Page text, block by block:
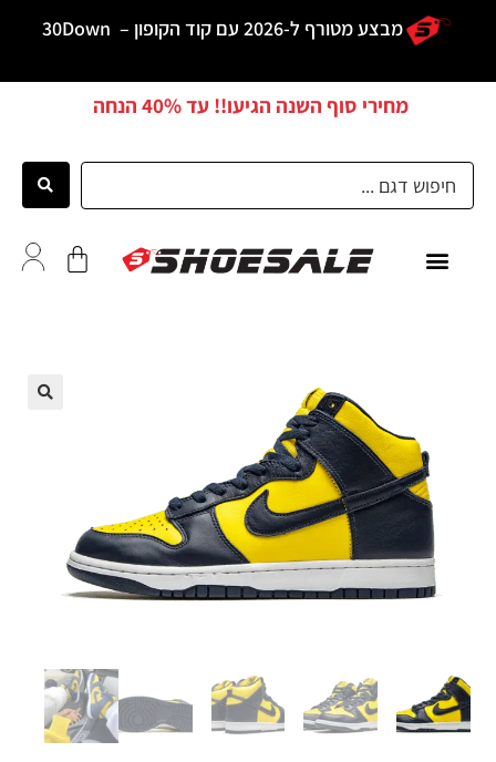
מבצע מטורף ל-2026 עם קוד הקופון – 30Down
מחירי סוף השנה הגיעו!! עד40% הנחה